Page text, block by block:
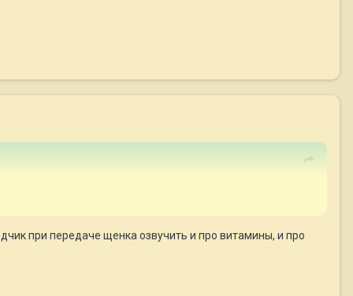
при передаче щенка озвучить и про витамины, и про